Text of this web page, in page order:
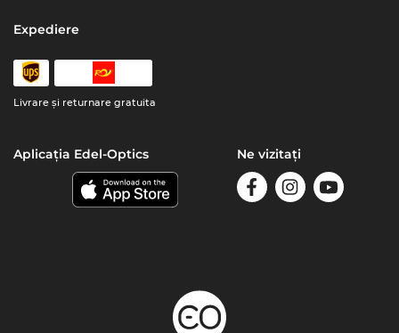
Expediere
Livrare şi returnare gratuita
Aplicația Edel-Optics Ne vizitați